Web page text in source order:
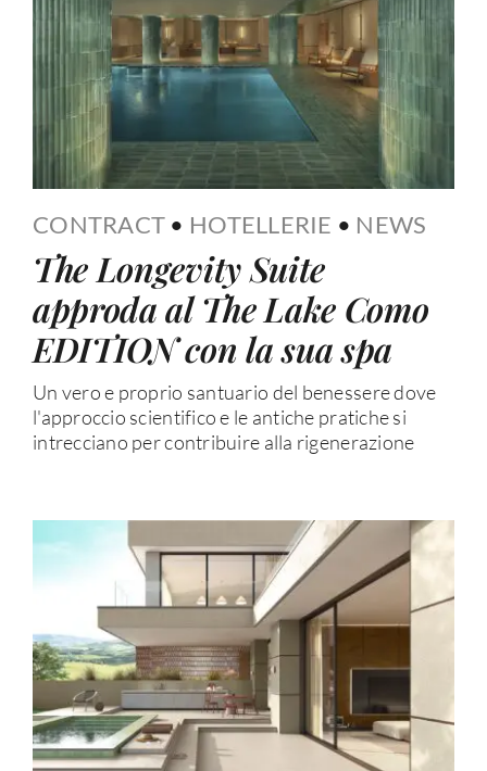
CONTRACT • HOTELLERIE • NEWS
The Longevity Suite
approda al The Lake Como
EDITION con la sua spa
Un vero e proprio santuario del benessere dove
l'approccio scientifico e le antiche pratiche si
intrecciano per contribuire alla rigenerazione